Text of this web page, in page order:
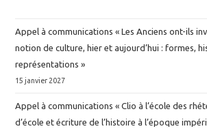
Appel à communications « Les Anciens ont-ils
notion de culture, hier et aujourd’hui : formes,
représentations »
15 janvier 2027
Appel à communications « Clio à l’école des
d’école et écriture de l’histoire à l’époque